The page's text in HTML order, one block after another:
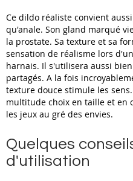
Ce dildo réaliste convient
qu'anale. Son gland marqué
la prostate. Sa texture et sa
sensation de réalisme lors
harnais. Il s'utilisera aussi
partagés. A la fois
texture douce stimule les
multitude choix en taille et en
les jeux au gré des envies.
Quelques
d'utilisation